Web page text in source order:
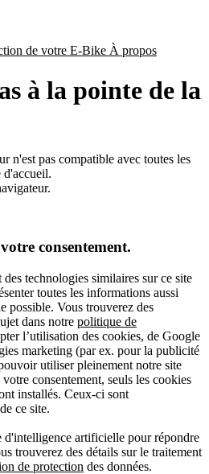
de votre E-Bike À propos
à la pointe de la
n'est pas compatible avec toutes les
d'accueil.
consentement.
technologies similaires sur ce site
toutes les informations aussi
possible. Vous trouverez des
dans notre politique de
l’utilisation des cookies, de Google
marketing (par ex. pour la publicité
utiliser pleinement notre site
consentement, seuls les cookies
installés. Ceux-ci sont
ce site.
artificielle pour répondre
trouverez des détails sur le traitement
de protection des données.